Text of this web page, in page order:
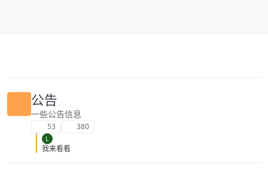
公告
一些公告信息
53 380
L
我来看看